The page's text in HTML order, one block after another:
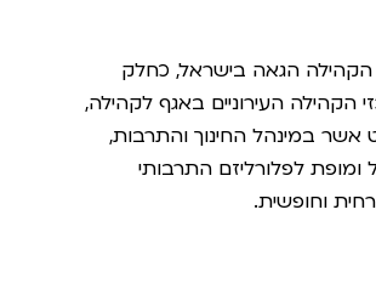
הקהילה הגאה בישראל, כחלק
הקהילה העירוניים באגף לקהילה,
אשר במינהל החינוך והתרבות,
ומופת לפלורליזם התרבותי
וחופשית.